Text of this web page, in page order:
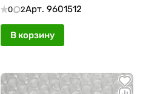
двухслойная
0 2Арт. 9601512
В корзину